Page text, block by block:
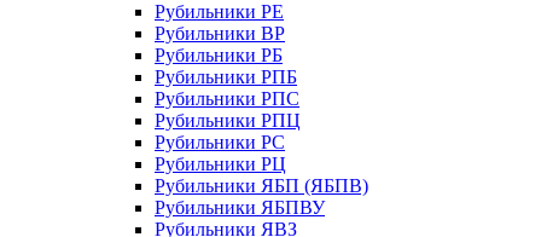
Рубильники РЕ
Рубильники ВР
Рубильники РБ
Рубильники РПБ
Рубильники РПС
Рубильники РПЦ
Рубильники РС
Рубильники РЦ
Рубильники ЯБП (ЯБПВ)
Рубильники ЯБПВУ
Рубильники ЯВЗ